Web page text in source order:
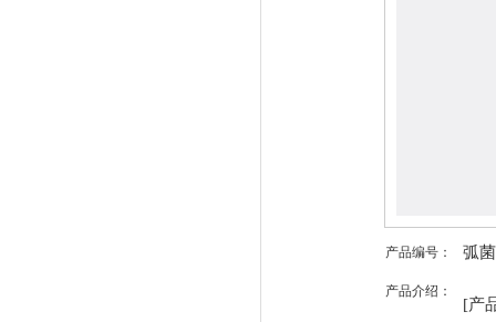
产品编号： 弧
产品介绍：
[产